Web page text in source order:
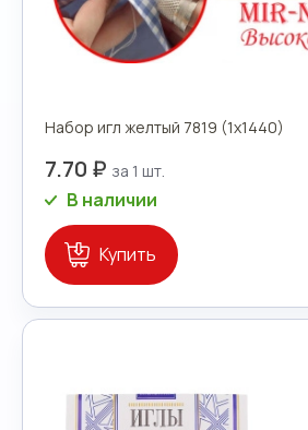
Набор игл желтый 7819 (1х1440)
7.70 ₽
В наличии
Купить